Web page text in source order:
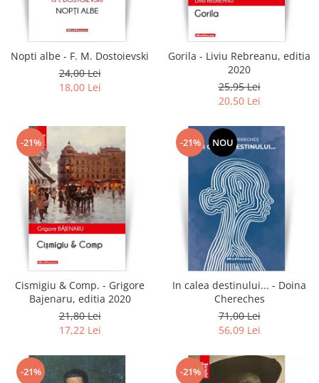
Literatura
Contemporana
Universala
Non-fictiune
Calatorii
Memorii
Publicistica / Reportaje / Interviuri
Stiinte umaniste
Istorie
Sociologie si filozofie
Nopti albe - F. M. Dostoievski
24,00 Lei
18,00 Lei
Gorila - Liviu Rebreanu, editia
2020
25,95 Lei
20,50 Lei
-21%
Cismigiu & Comp. - Grigore
Bajenaru, editia 2020
21,80 Lei
17,22 Lei
-21% NOU
In calea destinului... - Doina
Chereches
71,00 Lei
56,09 Lei
-21% -21%